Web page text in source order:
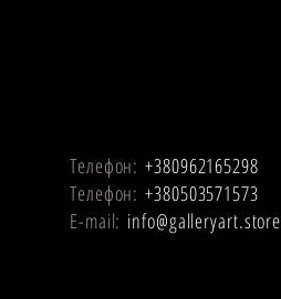
Телефон: +380962165298
Телефон: +380503571573
E-mail: info@galleryart.store